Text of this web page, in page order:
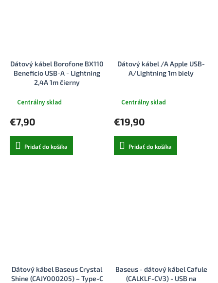
Dátový kábel Borofone BX110
Beneficio USB-A - Lightning
2,4A 1m čierny
Centrálny sklad
€7,90
Pridať do košíka
Dátový kábel /A Apple USB-
A/Lightning 1m biely
Centrálny sklad
€19,90
Pridať do košíka
Dátový kábel Baseus Crystal
Shine (CAJY000205) – Type-C
Baseus - dátový kábel Cafule
(CALKLF-CV3) - USB na